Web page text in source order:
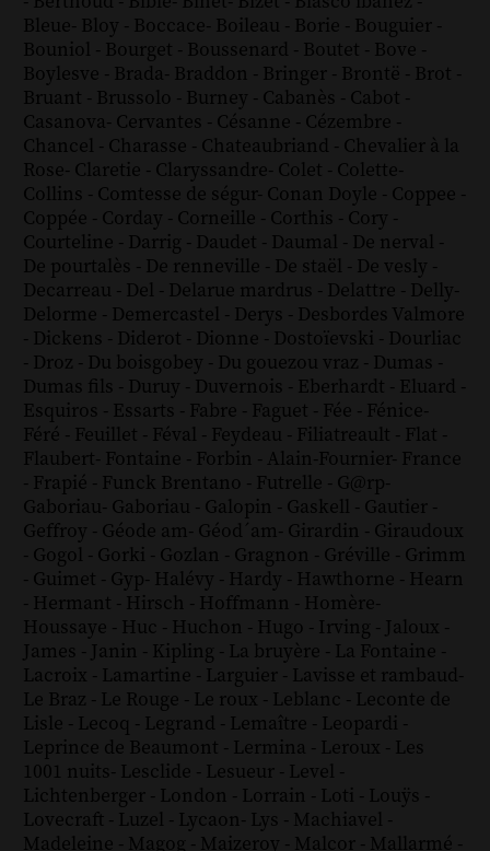
Bleue- Bloy - Boccace- Boileau - Borie - Bouguier -
Bouniol - Bourget - Boussenard - Boutet - Bove -
Boylesve - Brada- Braddon - Bringer - Brontë - Brot -
Bruant - Brussolo - Burney - Cabanès - Cabot -
Casanova- Cervantes - Césanne - Cézembre -
Chancel - Charasse - Chateaubriand - Chevalier à la
Rose- Claretie - Claryssandre- Colet - Colette-
Collins - Comtesse de ségur- Conan Doyle - Coppee -
Coppée - Corday - Corneille - Corthis - Cory -
Courteline - Darrig - Daudet - Daumal - De nerval -
De pourtalès - De renneville - De staël - De vesly -
Decarreau - Del - Delarue mardrus - Delattre - Delly-
Delorme - Demercastel - Derys - Desbordes Valmore
- Dickens - Diderot - Dionne - Dostoïevski - Dourliac
- Droz - Du boisgobey - Du gouezou vraz - Dumas -
Dumas fils - Duruy - Duvernois - Eberhardt - Eluard -
Esquiros - Essarts - Fabre - Faguet - Fée - Fénice-
Féré - Feuillet - Féval - Feydeau - Filiatreault - Flat -
Flaubert- Fontaine - Forbin - Alain-Fournier- France
- Frapié - Funck Brentano - Futrelle - G@rp-
Gaboriau- Gaboriau - Galopin - Gaskell - Gautier -
Geffroy - Géode am- Géod´am- Girardin - Giraudoux
- Gogol - Gorki - Gozlan - Gragnon - Gréville - Grimm
- Guimet - Gyp- Halévy - Hardy - Hawthorne - Hearn
- Hermant - Hirsch - Hoffmann - Homère-
Houssaye - Huc - Huchon - Hugo - Irving - Jaloux -
James - Janin - Kipling - La bruyère - La Fontaine -
Lacroix - Lamartine - Larguier - Lavisse et rambaud-
Le Braz - Le Rouge - Le roux - Leblanc - Leconte de
Lisle - Lecoq - Legrand - Lemaître - Leopardi -
Leprince de Beaumont - Lermina - Leroux - Les
1001 nuits- Lesclide - Lesueur - Level -
Lichtenberger - London - Lorrain - Loti - Louÿs -
Lovecraft - Luzel - Lycaon- Lys - Machiavel -
Madeleine - Magog - Maizeroy - Malcor - Mallarmé -